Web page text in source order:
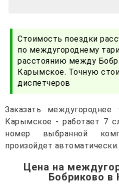
Стоимость поездки
по междугороднему
расстоянию между
Карымское. Точную
диспетчеров
Заказать
Карымское - работает 7
номер выбранной
произойдет автоматически.
Цена на
Бобриково в